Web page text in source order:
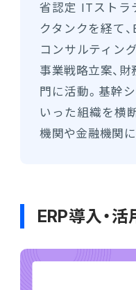
省認定 ITストラ
クタンクを経て、
コンサルティン
事業戦略立案、
門に活動。基幹
いった組織を横
機関や金融機関に
ERP導入・